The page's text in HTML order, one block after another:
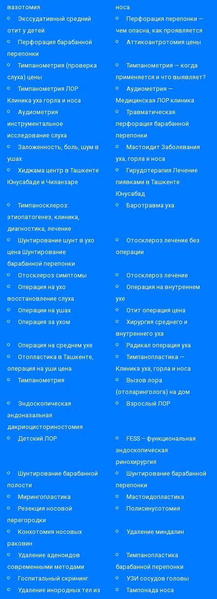
вазотомия
носа
Экссудативный средний
отит у детей
Перфорация перепонки —
чем опасна, как проявляется
Перфорация барабанной
перепонки
Аттикоантротомия цены
Тимпанометрия (проверка
слуха) цены
Тимпанометрия — когда
применяется и что выявляет?
Тимпанометрия ЛОР
Клиника уха горла и носа
Аудиометрия —
Медицинская ЛОР клиника
Аудиометрия
инструментальное
исследование слуха
Травматическая
перфорация барабанной
перепонки
Заложенность, боль, шум в
ушах
Мастоидит Заболевания
уха, горла и носа
Хиджама центр в Ташкенте
Юнусабаде и Чиланзаре
Гирудотерапия Лечение
пиявками в Ташкенте
Юнусабад
Тимпаносклероз:
этиопатогенез, клиника,
диагностика, лечение
Баротравма уха
Шунтирование шунт в ухо
цена Шунтирование
барабанной перепонки
Отосклероз лечение без
операции
Отосклероз симптомы
Отосклероз лечение
Операция на ухо
восстановление слуха
Операция на внутреннем
ухе
Операции на ушах
Отит операция цена
Операция за ухом
Хирургия среднего и
внутреннего уха
Операция на среднем ухе
Радикал операция уха
Отопластика в Ташкенте,
операция на уши цена
Тимпанопластика —
Клиника уха, горла и носа
Тимпанометрия
Вызов лора
(отоларинголога) на дом
Эндоскопическая
эндоназальная
дакриоцисториностомия
Взрослый ЛОР
Детский ЛОР
FESS – функциональная
эндоскопическая
ринохирургия
Шунтирование барабанной
полости
Шунтирование барабанной
перепонки
Мирингопластика
Мастоидопластика
Резекция носовой
перегородки
Полисинусотомия
Конхотомия носовых
раковин
Удаление миндалин
Удаление аденоидов
современными методами
Тимпанопластика
барабанной перепонки
Госпитальный скрининг
УЗИ сосудов головы
Удаление инородных тел из
Тампонада носа